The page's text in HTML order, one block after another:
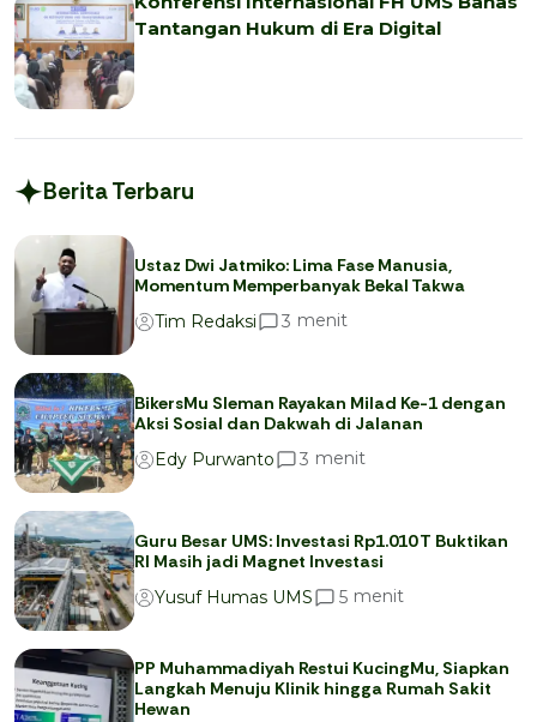
Tantangan Hukum di Era Digital
Berita Terbaru
Ustaz Dwi Jatmiko: Lima Fase Manusia,
Momentum Memperbanyak Bekal Takwa
Tim Redaksi
3 menit
BikersMu Sleman Rayakan Milad Ke-1 dengan
Aksi Sosial dan Dakwah di Jalanan
Edy Purwanto
3 menit
Guru Besar UMS: Investasi Rp1.010 T Buktikan
RI Masih jadi Magnet Investasi
Yusuf Humas UMS
5 menit
PP Muhammadiyah Restui KucingMu, Siapkan
Langkah Menuju Klinik hingga Rumah Sakit
Hewan